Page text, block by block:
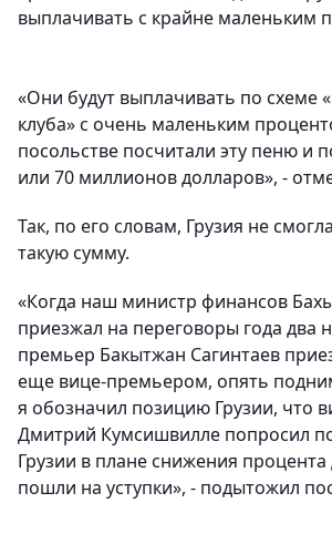
выплачивать с крайне маленьким
«Они будут выплачивать по схеме
клуба» с очень маленьким
посольстве посчитали эту пеню и
или 70 миллионов долларов», -
Так, по его словам, Грузия не
такую сумму.
«Когда наш министр финансов
приезжал на переговоры года два
премьер Бакытжан Сагинтаев
еще вице-премьером, опять
я обозначил позицию Грузии, что
Дмитрий Кумсишвилле попросил
Грузии в плане снижения
пошли на уступки», - подытожил